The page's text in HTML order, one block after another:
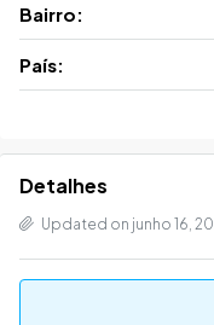
Bairro:
País:
Detalhes
Updated on junho 16,